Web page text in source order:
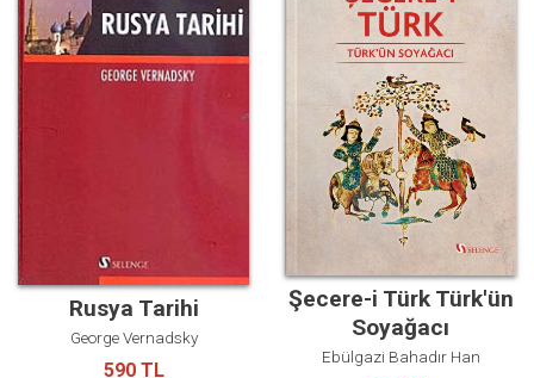
Rusya Tarihi
George Vernadsky
590 TL
Şecere-i Türk Türk'ün
Soyağacı
Ebülgazi Bahadır Han